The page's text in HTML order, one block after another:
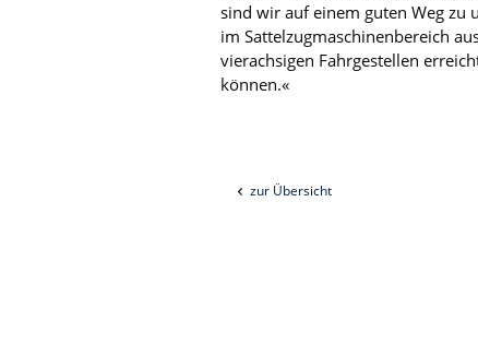
sind wir auf einem guten Weg
im Sattelzugmaschinenbereich
vierachsigen Fahrgestellen
können.«
zur Übersicht